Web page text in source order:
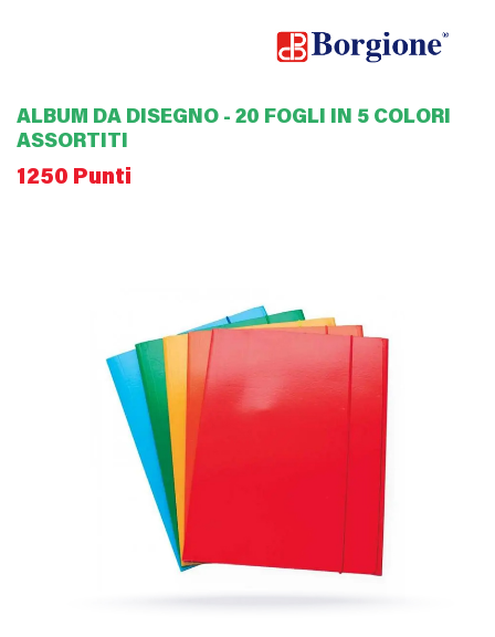
ALBUM DA DISEGNO - 20 FOGLI IN 5 COLORI
ASSORTITI
1250 Punti